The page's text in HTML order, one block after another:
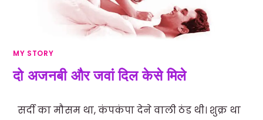
MY STORY
दो अजनबी और जवां दिल केसे मिले
सर्दी का मौसम था, कंपकंपा देने वाली ठंड थी। शुक्र था